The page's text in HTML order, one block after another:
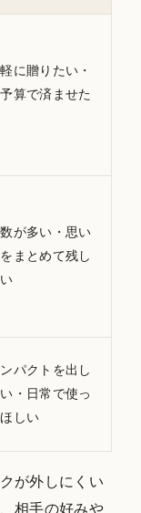
に贈りたい・
算で済ませた
が多い・思い
まとめて残し
パクトを出し
・日常で使っ
しい
が外しにくい
相手の好みや